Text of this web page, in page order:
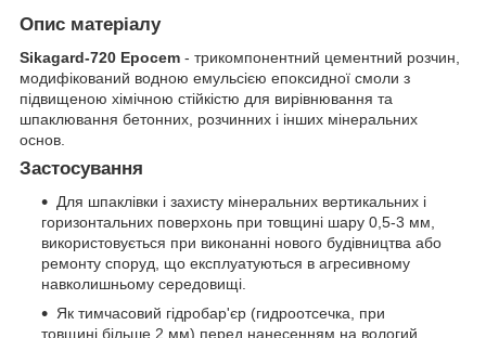
Опис матеріалу
Sikagard-720 Epocem - трикомпонентний цементний розчин,
модифікований водною емульсією епоксидної смоли з
підвищеною хімічною стійкістю для вирівнювання та
шпаклювання бетонних, розчинних і інших мінеральних
основ.
Застосування
Для шпаклівки і захисту мінеральних вертикальних і
горизонтальних поверхонь при товщині шару 0,5-3 мм,
використовується при виконанні нового будівництва або
ремонту споруд, що експлуатуються в агресивному
навколишньому середовищі.
Як тимчасовий гідробар'єр (гидроотсечка, при
товщині більше 2 мм) перед нанесенням на вологий